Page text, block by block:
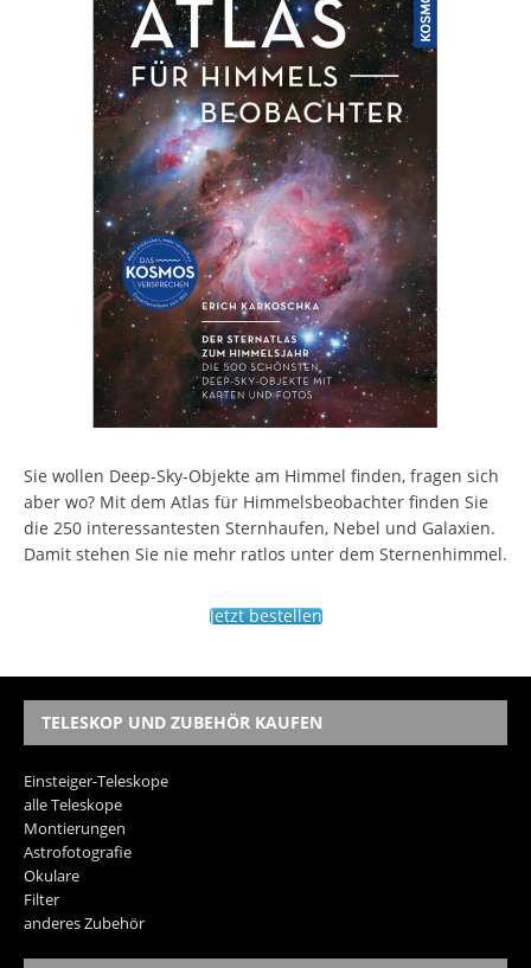
Sie wollen Deep-Sky-Objekte am Himmel finden, fragen sich
aber wo? Mit dem Atlas für Himmelsbeobachter finden Sie
die 250 interessantesten Sternhaufen, Nebel und Galaxien.
Damit stehen Sie nie mehr ratlos unter dem Sternenhimmel.
Jetzt bestellen
TELESKOP UND ZUBEHÖR KAUFEN
Einsteiger-Teleskope
alle Teleskope
Montierungen
Astrofotografie
Okulare
Filter
anderes Zubehör